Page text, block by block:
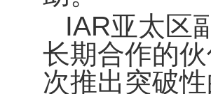
IAR亚太区
长期合作的
次推出突破